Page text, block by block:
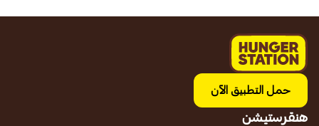
حمل التطبيق الآن
هنقرستيشن